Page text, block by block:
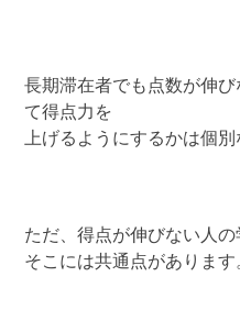
長期滞在者でも点数が伸
て得点力を
上げるようにするかは個別
ただ、得点が伸びない人の
そこには共通点があります